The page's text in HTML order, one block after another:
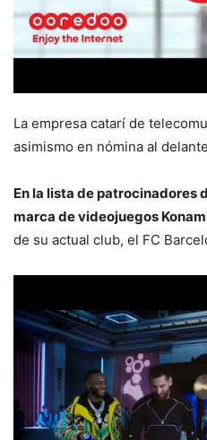
La empresa catarí de
asimismo en nómina al
En la lista de patrocinadores
marca de videojuegos
de su actual club, el FC